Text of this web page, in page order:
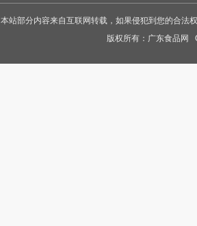
本站部分内容来自互联网转载，如果侵犯到您的合法
版权所有： 广东食品网